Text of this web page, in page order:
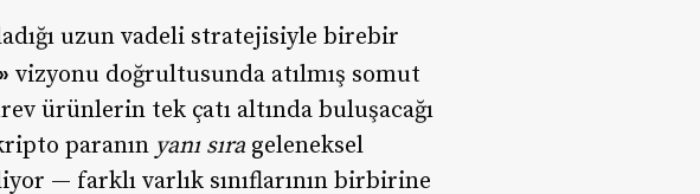
uzun vadeli stratejisiyle birebir
vizyonu doğrultusunda atılmış somut
ürünlerin tek çatı altında buluşacağı
paranın yanı sıra geleneksel
— farklı varlık sınıflarının birbirine